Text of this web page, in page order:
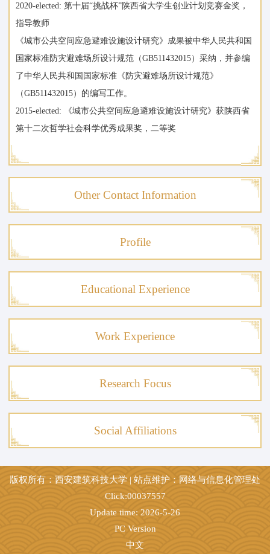
2020-elected: 第十届“挑战杯”陕西省大学生创业计划竞赛金奖，
指导教师
《城市公共空间应急避难设施设计研究》成果被中华人民共和国
国家标准防灾避难场所设计规范（GB511432015）采纳，并参编
了中华人民共和国国家标准《防灾避难场所设计规范》
（GB511432015）的编写工作。
2015-elected: 《城市公共空间应急避难设施设计研究》获陕西省
第十二次哲学社会科学优秀成果奖，二等奖
Other Contact Information
Profile
Educational Experience
Work Experience
Research Focus
Social Affiliations
版权所有：西安建筑科技大学 | 站点维护：网络与信息化管理处
Click:00037557
Update time: 2026-5-26
PC Version
中文